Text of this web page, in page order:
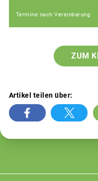
Termine nach Vereinbarung
ZUM
Artikel teilen über: